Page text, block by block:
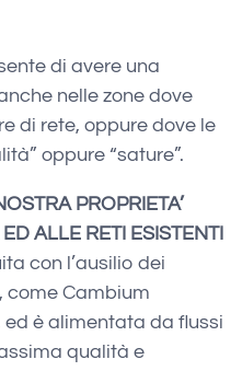
di avere una
nelle zone dove
di rete, oppure dove le
oppure “sature”.
PROPRIETA’
ALLE RETI ESISTENTI
con l’ausilio dei
come Cambium
ed è alimentata da flussi
qualità e